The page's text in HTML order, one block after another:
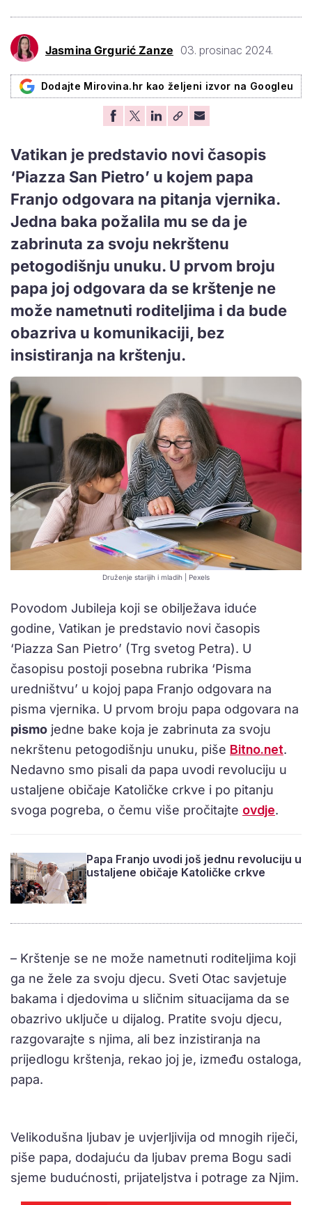
Jasmina Grgurić Zanze 03. prosinac 2024.
Dodajte Mirovina.hr kao željeni izvor na Googleu
Vatikan je predstavio novi časopis
‘Piazza San Pietro’ u kojem papa
Franjo odgovara na pitanja vjernika.
Jedna baka požalila mu se da je
zabrinuta za svoju nekrštenu
petogodišnju unuku. U prvom broju
papa joj odgovara da se krštenje ne
može nametnuti roditeljima i da bude
obazriva u komunikaciji, bez
insistiranja na krštenju.
Druženje starijih i mladih | Pexels
Povodom Jubileja koji se obilježava iduće
godine, Vatikan je predstavio novi časopis
‘Piazza San Pietro’ (Trg svetog Petra). U
časopisu postoji posebna rubrika ‘Pisma
uredništvu’ u kojoj papa Franjo odgovara na
pisma vjernika. U prvom broju papa odgovara na
pismo jedne bake koja je zabrinuta za svoju
nekrštenu petogodišnju unuku, piše Bitno.net.
Nedavno smo pisali da papa uvodi revoluciju u
ustaljene običaje Katoličke crkve i po pitanju
svoga pogreba, o čemu više pročitajte ovdje.
Papa Franjo uvodi još jednu revoluciju u
ustaljene običaje Katoličke crkve
– Krštenje se ne može nametnuti roditeljima koji
ga ne žele za svoju djecu. Sveti Otac savjetuje
bakama i djedovima u sličnim situacijama da se
obazrivo uključe u dijalog. Pratite svoju djecu,
razgovarajte s njima, ali bez inzistiranja na
prijedlogu krštenja, rekao joj je, između ostaloga,
papa.
Velikodušna ljubav je uvjerljivija od mnogih riječi,
piše papa, dodajuću da ljubav prema Bogu sadi
sjeme budućnosti, prijateljstva i potrage za Njim.